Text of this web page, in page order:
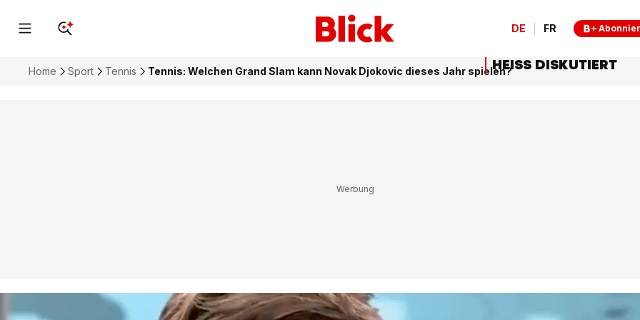
DE FR
Home Sport Tennis Tennis: Welchen Grand Slam kann Novak Djokovic dieses Jahr spielen?HEISS DISKUTIERT